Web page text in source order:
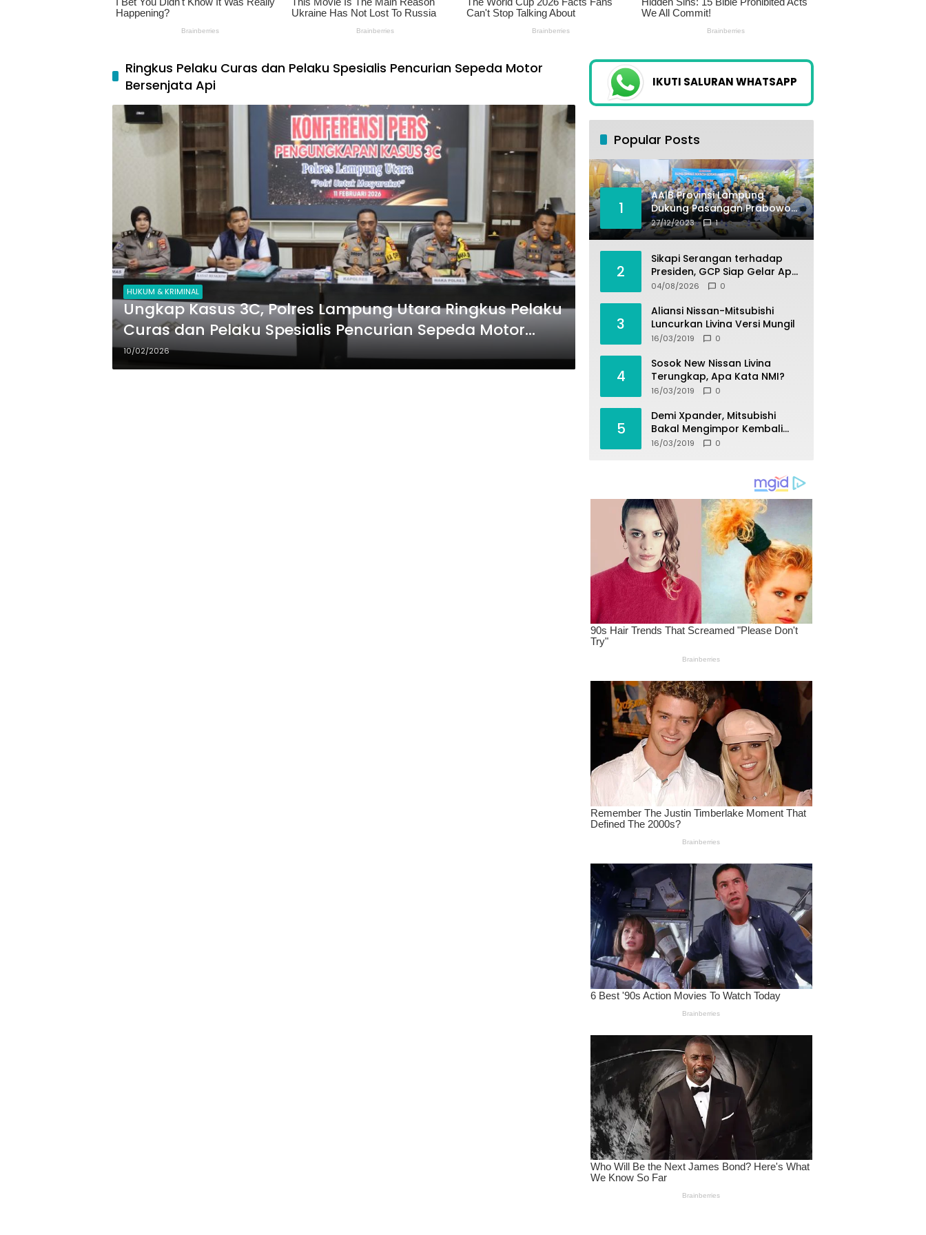
Ringkus Pelaku Curas dan Pelaku Spesialis Pencurian Sepeda Motor
Bersenjata Api
HUKUM & KRIMINAL
Ungkap Kasus 3C, Polres Lampung Utara Ringkus Pelaku
Curas dan Pelaku Spesialis Pencurian Sepeda Motor
Bersenjata Api
10/02/2026
IKUTI SALURAN WHATSAPP
Popular Posts
1
AAIB Provinsi Lampung
Dukung Pasangan Prabowo-
Gibran
27/12/2023 1
2
Sikapi Serangan terhadap
Presiden, GCP Siap Gelar Apel
Akbar 10 Ribu Massa di
04/08/2026 0
3
Aliansi Nissan-Mitsubishi
Luncurkan Livina Versi Mungil
16/03/2019 0
4
Sosok New Nissan Livina
Terungkap, Apa Kata NMI?
16/03/2019 0
5
Demi Xpander, Mitsubishi
Bakal Mengimpor Kembali
Pajero Sport
16/03/2019 0